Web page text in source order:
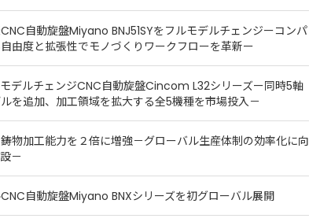
自動旋盤Miyano BNJ51SYをフルモデルチェンジーコンパ
由度と拡張性でモノづくりワークフローを革新ー
デルチェンジCNC自動旋盤Cincom L32シリーズー同時5軸
を追加、加工領域を拡大する全5機種を市場投入－
物加工能力を２倍に増強－グローバル生産体制の効率化に向
－
自動旋盤Miyano BNXシリーズを初グローバル展開